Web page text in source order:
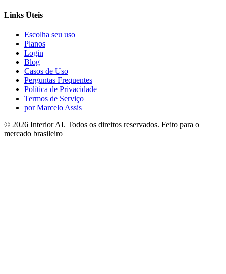
Links Úteis
Escolha seu uso
Planos
Login
Blog
Casos de Uso
Perguntas Frequentes
Política de Privacidade
Termos de Serviço
por Marcelo Assis
© 2026 Interior AI. Todos os direitos reservados. Feito para o
mercado brasileiro